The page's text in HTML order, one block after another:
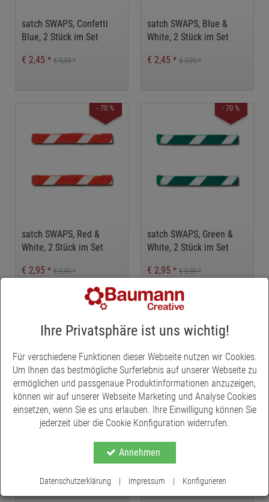
satch SWAPS, Confetti
Blue, 2 Stück im Set
€ 2,45 * € 9,99*
satch SWAPS, Blue &
White, 2 Stück im Set
€ 2,45 * € 9,99*
- 70 %
satch SWAPS, Red &
White, 2 Stück im Set
€ 2,95 * € 9,99*
- 70 %
satch SWAPS, Green &
White, 2 Stück im Set
€ 2,95 * € 9,99*
satch SWAPS, Urban Grey,
€ 2,95* € 9,99*
satch SWAPS, Wyld, 2
Stück im Set
€ 2,95
* € 9,99*
Ihre Privatsphäre ist uns wichtig!
Für verschiedene Funktionen dieser Webseite nutzen wir Cookies.
Um Ihnen das bestmögliche Surferlebnis auf unserer Webseite zu
ermöglichen und passgenaue Produktinformationen anzuzeigen,
können wir auf unserer Webseite Marketing und Analyse Cookies
einsetzen, wenn Sie es uns erlauben. Ihre Einwilligung können Sie
jederzeit über die Cookie Konfiguration widerrufen.
Annehmen
Datenschutzerklärung | Impressum | Konfigurieren